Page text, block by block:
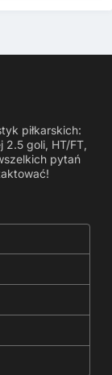
piłkarskich:
goli, HT/FT,
pytań